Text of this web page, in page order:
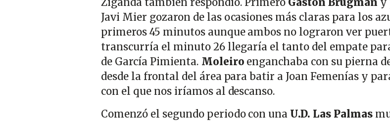
Javi Mier gozaron de las ocasiones más claras para los
primeros 45 minutos aunque ambos no lograron ver
transcurría el minuto 26 llegaría el tanto del empate
de García Pimienta. Moleiro enganchaba con su pierna
desde la frontal del área para batir a Joan Femenías y
con el que nos iríamos al descanso.
Comenzó el segundo periodo con una U.D. Las Palmas